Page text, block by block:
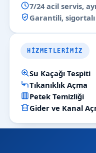
7/24 acil servis,
Garantili,
HIZMETLERIMIZ
Su Kaçağı Tespiti
Tıkanıklık Açma
Petek Temizliği
Gider ve Kanal